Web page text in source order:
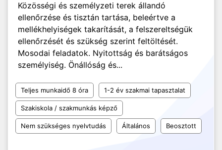
Közösségi és személyzeti terek állandó
ellenőrzése és tisztán tartása, beleértve a
mellékhelyiségek takarítását, a felszereltségük
ellenőrzését és szükség szerint feltöltését.
Mosodai feladatok. Nyitottság és barátságos
személyiség. Önállóság és...
Teljes munkaidő 8 óra 1-2 év szakmai tapasztalat
Szakiskola / szakmunkás képző
Nem szükséges nyelvtudás Általános Beosztott